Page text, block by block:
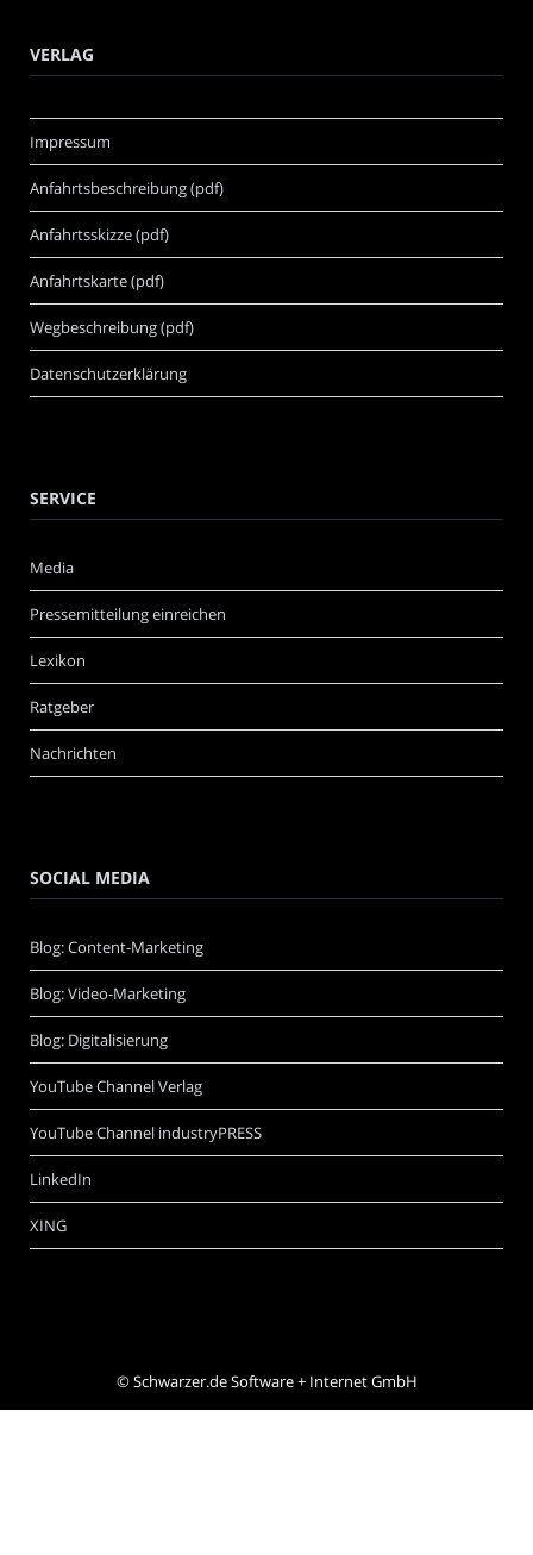
VERLAG
Impressum
Anfahrtsbeschreibung (pdf)
Anfahrtsskizze (pdf)
Anfahrtskarte (pdf)
Wegbeschreibung (pdf)
Datenschutzerklärung
SERVICE
Media
Pressemitteilung einreichen
Lexikon
Ratgeber
Nachrichten
SOCIAL MEDIA
Blog: Content-Marketing
Blog: Video-Marketing
Blog: Digitalisierung
YouTube Channel Verlag
YouTube Channel industryPRESS
LinkedIn
XING
©Schwarzer.de Software + Internet GmbH